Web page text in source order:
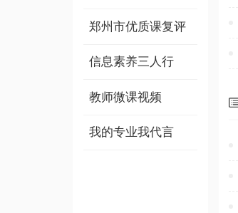
郑州市优质课复评
信息素养三人行
教师微课视频
我的专业我代言